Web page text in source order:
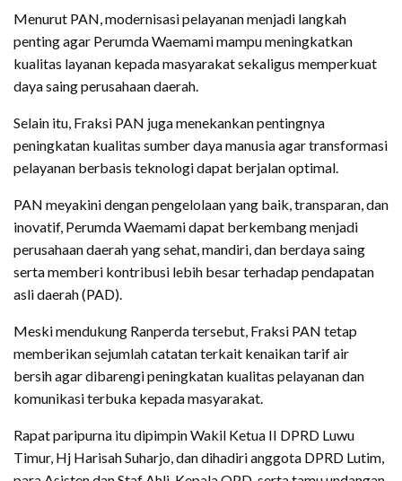
Menurut PAN, modernisasi pelayanan menjadi langkah
penting agar Perumda Waemami mampu meningkatkan
kualitas layanan kepada masyarakat sekaligus memperkuat
daya saing perusahaan daerah.
Selain itu, Fraksi PAN juga menekankan pentingnya
peningkatan kualitas sumber daya manusia agar transformasi
pelayanan berbasis teknologi dapat berjalan optimal.
PAN meyakini dengan pengelolaan yang baik, transparan, dan
inovatif, Perumda Waemami dapat berkembang menjadi
perusahaan daerah yang sehat, mandiri, dan berdaya saing
serta memberi kontribusi lebih besar terhadap pendapatan
asli daerah (PAD).
Meski mendukung Ranperda tersebut, Fraksi PAN tetap
memberikan sejumlah catatan terkait kenaikan tarif air
bersih agar dibarengi peningkatan kualitas pelayanan dan
komunikasi terbuka kepada masyarakat.
Rapat paripurna itu dipimpin Wakil Ketua II DPRD Luwu
Timur, Hj Harisah Suharjo, dan dihadiri anggota DPRD Lutim,